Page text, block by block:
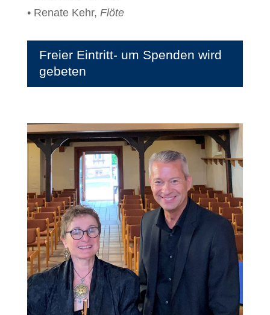
• Renate Kehr, Flöte
Freier Eintritt- um Spenden wird
gebeten